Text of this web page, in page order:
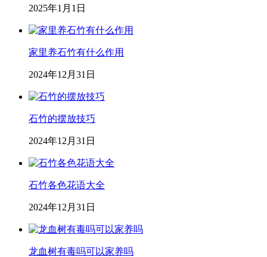
2025年1月1日
家里养石竹有什么作用
2024年12月31日
石竹的摆放技巧
2024年12月31日
石竹各色花语大全
2024年12月31日
龙血树有毒吗可以家养吗